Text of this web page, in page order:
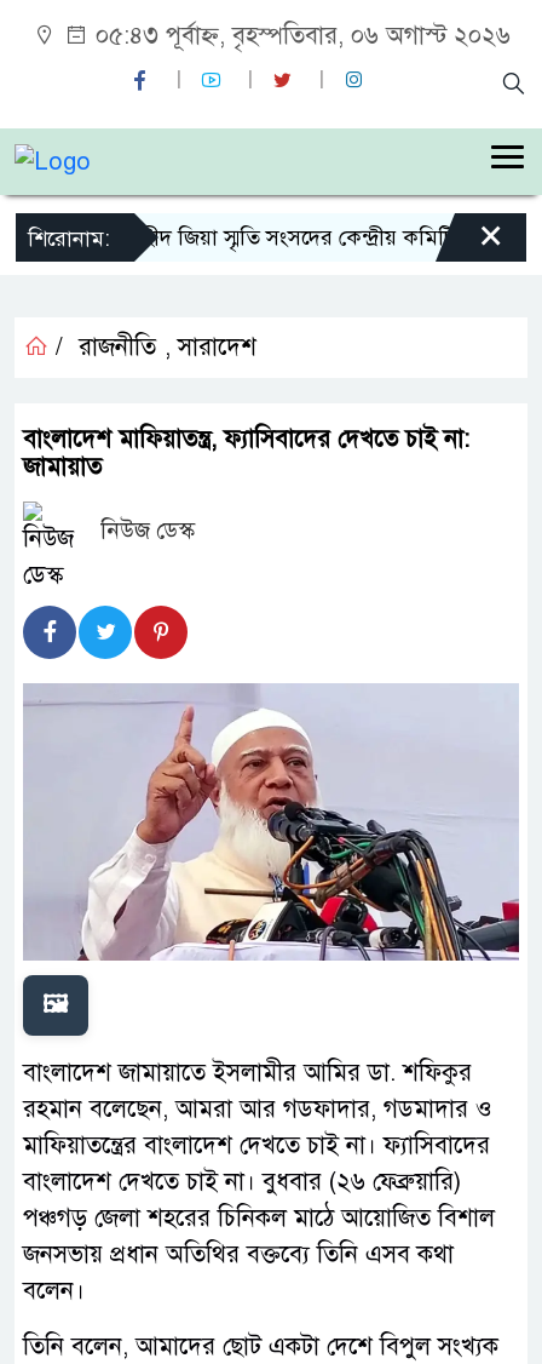
০৫:৪৩ পূর্বাহ্ন, বৃহস্পতিবার, ০৬ অগাস্ট ২০২৬
শিরোনাম:শহীদ জিয়া স্মৃতি সংসদের কেন্দ্রীয় কমিটির সহ-×
/ রাজনীতি ,সারাদেশ
বাংলাদেশ মাফিয়াতন্ত্র, ফ্যাসিবাদের দেখতে চাই না:
জামায়াত
নিউজ ডেস্ক
🖼️
বাংলাদেশ জামায়াতে ইসলামীর আমির ডা. শফিকুর
রহমান বলেছেন, আমরা আর গডফাদার, গডমাদার ও
মাফিয়াতন্ত্রের বাংলাদেশ দেখতে চাই না। ফ্যাসিবাদের
বাংলাদেশ দেখতে চাই না। বুধবার (২৬ ফেব্রুয়ারি)
পঞ্চগড় জেলা শহরের চিনিকল মাঠে আয়োজিত বিশাল
জনসভায় প্রধান অতিথির বক্তব্যে তিনি এসব কথা
বলেন।
তিনি বলেন, আমাদের ছোট একটা দেশে বিপুল সংখ্যক